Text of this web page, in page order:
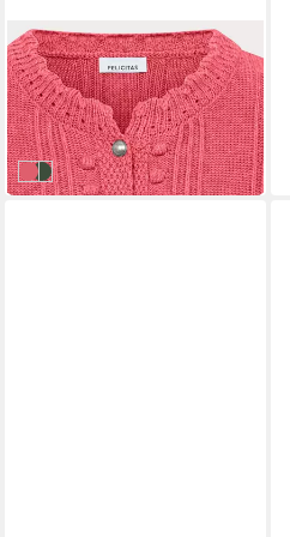
FELICITAS
Strickjacke Strickjacke
Claudine
112,99 € UVP150,00 €
-25%
Pink
Tanne